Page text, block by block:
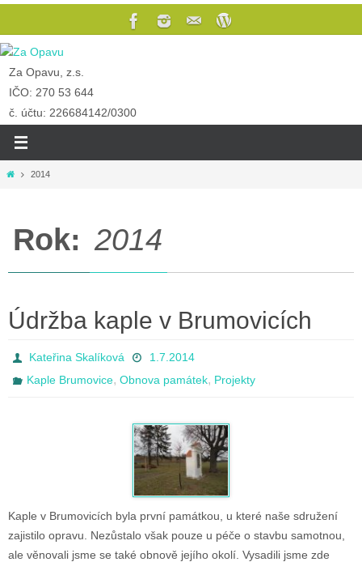
Za Opavu, z.s.
IČO: 270 53 644
č. účtu: 226684142/0300
2014
Rok: 2014
Údržba kaple v Brumovicích
Kateřina Skalíková
1.7.2014
Kaple Brumovice,Obnova památek, Projekty
Kaple v Brumovicích byla první památkou, u které naše sdružení
zajistilo opravu. Nezůstalo však pouze u péče o stavbu samotnou,
ale věnovali jsme se také obnově jejího okolí. Vysadili jsme zde